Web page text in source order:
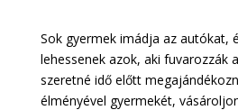
Sok gyermek imádja az autókat,
lehessenek azok, aki fuvarozzák
szeretné idő előtt
élményével gyermekét,